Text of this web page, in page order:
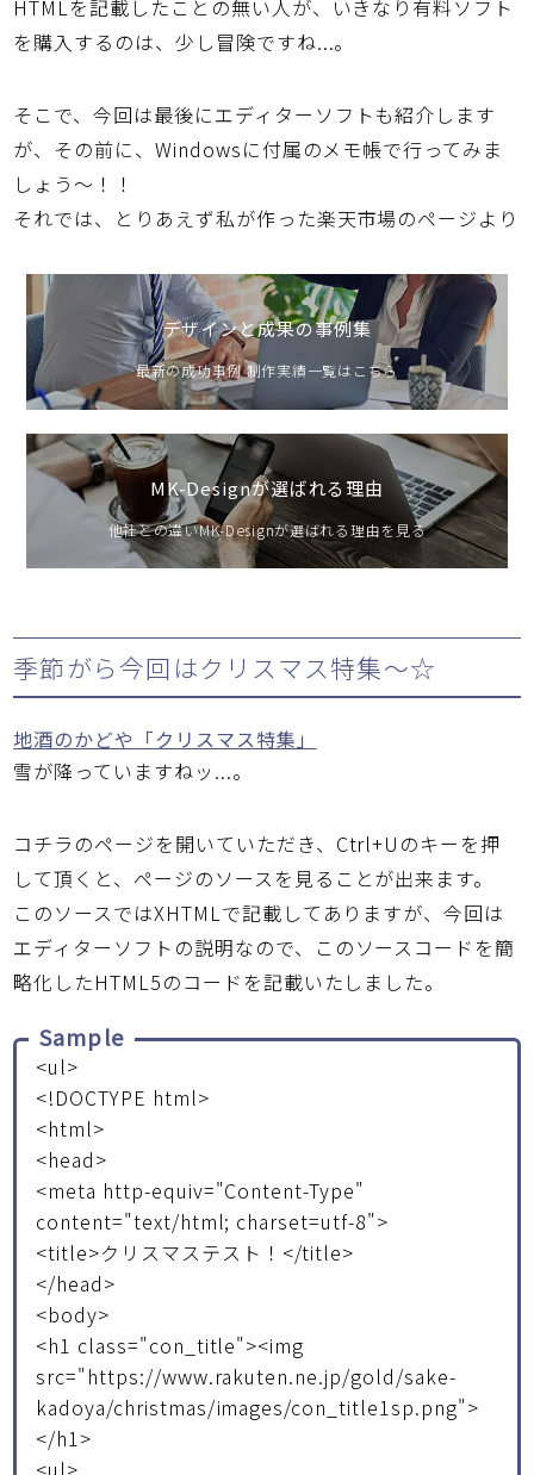
HTMLを記載したことの無い人が、いきなり有料ソフト
を購入するのは、少し冒険ですね...。
そこで、今回は最後にエディターソフトも紹介します
が、その前に、Windowsに付属のメモ帳で行ってみま
しょう～！！
それでは、とりあえず私が作った楽天市場のページより
デザインと成果の事例集
最新の成功事例 制作実績一覧はこちら
MK-Designが選ばれる理由
他社との違いMK-Designが選ばれる理由を見る
季節がら今回はクリスマス特集～☆
地酒のかどや「クリスマス特集」
雪が降っていますねッ...。
コチラのページを開いていただき、Ctrl+Uのキーを押
して頂くと、ページのソースを見ることが出来ます。
このソースではXHTMLで記載してありますが、今回は
エディターソフトの説明なので、このソースコードを簡
略化したHTML5のコードを記載いたしました。
Sample
<ul>
<!DOCTYPE html>
<html>
<head>
<meta http-equiv="Content-Type"
content="text/html; charset=utf-8">
<title>クリスマステスト！</title>
</head>
<body>
<h1 class="con_title"><img
src="https://www.rakuten.ne.jp/gold/sake-
kadoya/christmas/images/con_title1sp.png">
</h1>
<ul>